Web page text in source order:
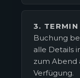
3.
Buchung
alle Details
zum Abend
Verfügung.